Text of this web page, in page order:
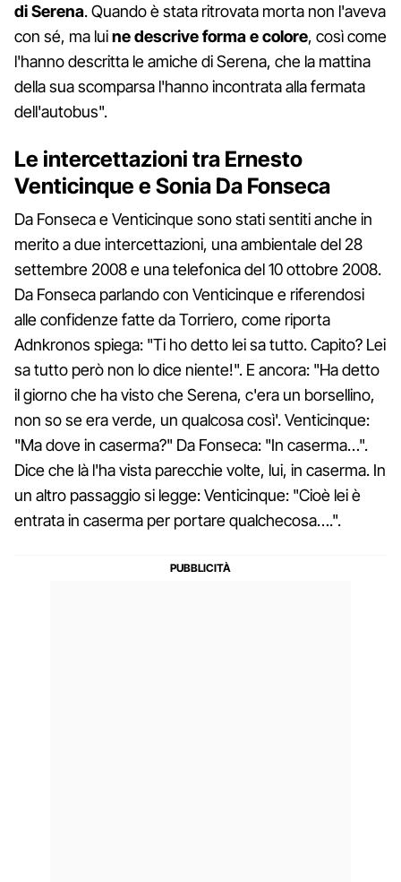
di Serena. Quando è stata ritrovata morta non l'aveva
con sé, ma luine descrive forma e colore, così come
l'hanno descritta le amiche di Serena, che la mattina
della sua scomparsa l'hanno incontrata alla fermata
dell'autobus".
Le intercettazioni tra Ernesto
Venticinque e Sonia Da Fonseca
Da Fonseca e Venticinque sono stati sentiti anche in
merito a due intercettazioni, una ambientale del 28
settembre 2008 e una telefonica del 10 ottobre 2008.
Da Fonseca parlando con Venticinque e riferendosi
alle confidenze fatte da Torriero, come riporta
Adnkronos spiega: "Ti ho detto lei sa tutto. Capito? Lei
sa tutto però non lo dice niente!". E ancora: "Ha detto
il giorno che ha visto che Serena, c'era un borsellino,
non so se era verde, un qualcosa così'. Venticinque:
"Ma dove in caserma?" Da Fonseca: "In caserma…".
Dice che là l'ha vista parecchie volte, lui, in caserma. In
un altro passaggio si legge: Venticinque: "Cioè lei è
entrata in caserma per portare qualchecosa….".